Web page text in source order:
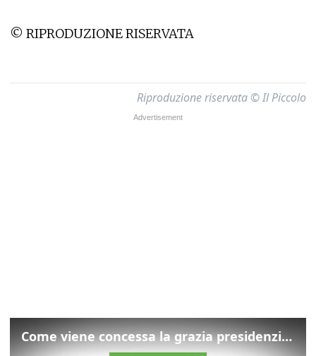
© RIPRODUZIONE RISERVATA
Riproduzione riservata © Il Piccolo
Come viene concessa la grazia presidenziale